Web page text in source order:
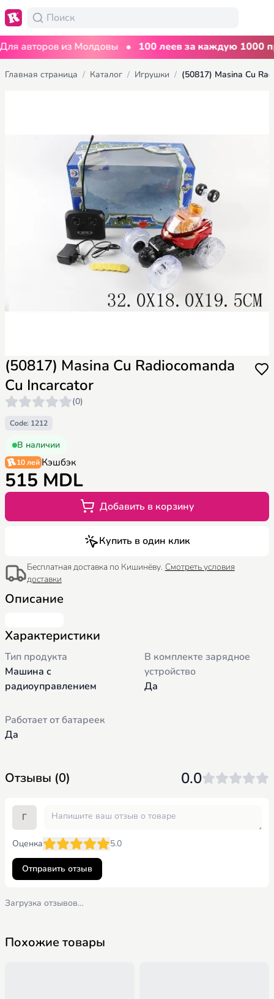
авторов из Молдовы • 100 леев за каждую 1000
Главная страница / Каталог / Игрушки /
(50817) Masina Cu Radiocomanda
Cu Incarcator
(0)
Code: 1212
В наличии
10 лей Кэшбэк
515 MDL
Добавить в корзину
Купить в один клик
Бесплатная доставка по Кишинёву. Смотреть условия
доставки
Описание
Характеристики
Тип продукта
Машина с
радиоуправлением
В комплекте зарядное
устройство
Да
Работает от батареек
Да
Отзывы (0) 0.0
Г
Оценка 5.0
Отправить отзыв
Загрузка отзывов…
Похожие товары